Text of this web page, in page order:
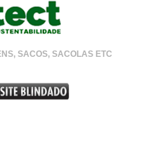
SACOS, SACOLAS ETC